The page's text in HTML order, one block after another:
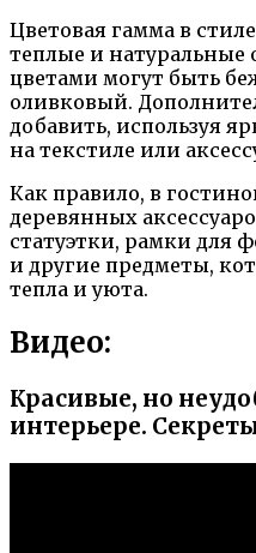
Цветовая гамма в
теплые и
цветами могут быть
оливковый.
добавить, используя
на текстиле или
Как правило, в
деревянных
статуэтки, рамки для
и другие предметы,
тепла и уюта.
Видео:
Красивые, но
интерьере.